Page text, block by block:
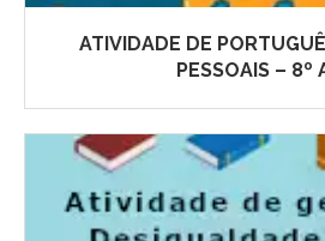
ATIVIDADE DE
PESSOAIS – 8º